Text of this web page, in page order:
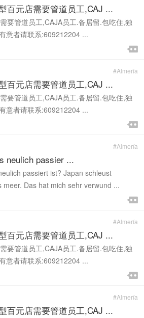
百元店需要管道员工,CAJ ...
要管道员工,CAJA员工.备居留.包吃住,独
意者请联系:609212204 ...


#Almería
百元店需要管道员工,CAJ ...
要管道员工,CAJA员工.备居留.包吃住,独
意者请联系:609212204 ...


#Almería
neulich passier ...
passiert ist? Japan schleust
meer. Das hat mich sehr verwund ...


#Almería
百元店需要管道员工,CAJ ...
要管道员工,CAJA员工.备居留.包吃住,独
意者请联系:609212204 ...


#Almería
百元店需要管道员工,CAJ ...